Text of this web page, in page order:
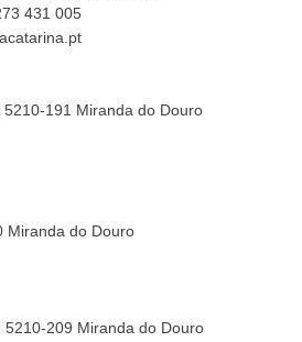
431 005
5210-191 Miranda do Douro
Miranda do Douro
5210-209 Miranda do Douro